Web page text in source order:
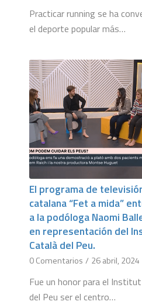
Practicar running se ha
el deporte popular más…
El programa de
catalana “Fet a mida”
a la podóloga Naomi
en representación del
Català del Peu.
0 Comentarios / 26 abril, 2024
Fue un honor para el
del Peu ser el centro…